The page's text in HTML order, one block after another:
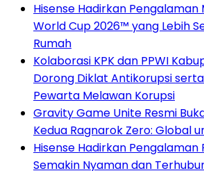
Hisense Hadirkan Pengalaman
World Cup 2026™ yang Lebih
Rumah
Kolaborasi KPK dan PPWI
Dorong Diklat Antikorupsi
Pewarta Melawan Korupsi
Gravity Game Unite Resmi
Kedua Ragnarok Zero: Global
Hisense Hadirkan
Semakin Nyaman dan